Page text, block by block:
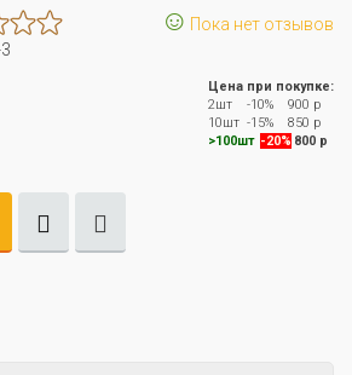
☺ Пока нет отзывов
Цена при покупке:
2шт
-10%
900 р
10шт -15%
850 р
>100шт -20% 800 р